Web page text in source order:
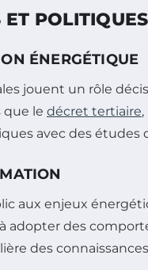
ET
ÉNERGÉTIQUE
jouent un rôle
que le décret tertiaire
avec des
aux enjeux
adopter des
des